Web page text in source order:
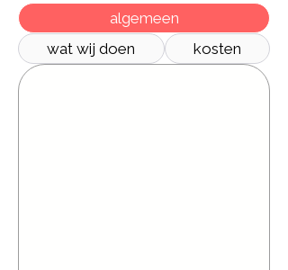
algemeen
wat wij doen
kosten